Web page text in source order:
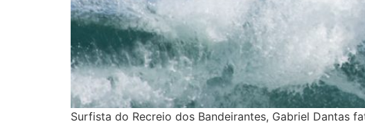
Surfista do Recreio dos Bandeirantes, Gabriel Dantas